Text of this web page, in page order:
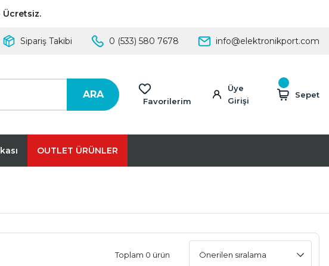
Ücretsiz.
Sipariş Takibi 0 (533) 580 7678 info@elektronikport.com
ARA
Favorilerim
Üye
Girişi
Sepet
OUTLET ÜRÜNLER
Toplam 0 ürün